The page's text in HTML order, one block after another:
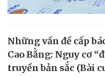
Những vấn đề cấp
Cao Bằng: Nguy cơ
truyền bản sắc (Bài